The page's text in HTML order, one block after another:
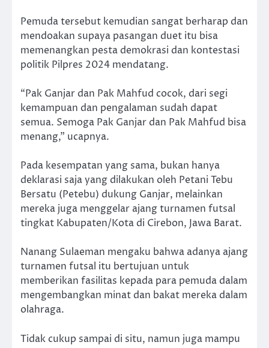
Pemuda tersebut kemudian sangat berharap dan
mendoakan supaya pasangan duet itu bisa
memenangkan pesta demokrasi dan kontestasi
politik Pilpres 2024 mendatang.
“Pak Ganjar dan Pak Mahfud cocok, dari segi
kemampuan dan pengalaman sudah dapat
semua. Semoga Pak Ganjar dan Pak Mahfud bisa
menang,” ucapnya.
Pada kesempatan yang sama, bukan hanya
deklarasi saja yang dilakukan oleh Petani Tebu
Bersatu (Petebu) dukung Ganjar, melainkan
mereka juga menggelar ajang turnamen futsal
tingkat Kabupaten/Kota di Cirebon, Jawa Barat.
Nanang Sulaeman mengaku bahwa adanya ajang
turnamen futsal itu bertujuan untuk
memberikan fasilitas kepada para pemuda dalam
mengembangkan minat dan bakat mereka dalam
olahraga.
Tidak cukup sampai di situ, namun juga mampu